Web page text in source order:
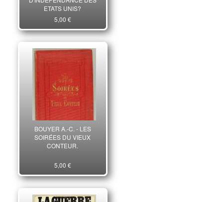
ETATS UNIS?
5,00 €
BOUYER A.-C. - LES
SOIRÉES DU VIEUX
CONTEUR.
5,00 €